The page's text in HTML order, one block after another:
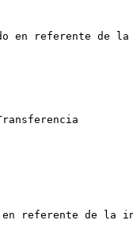
en referente de
referente de la